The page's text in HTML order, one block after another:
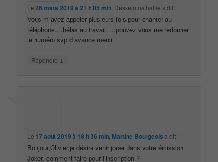
Le26 mars 2019 à 21 h 05 min Dessein nathallie a dit :
Vous m avez appeler plusieurs fois pour chanter au
téléphone….hélas au travail…..pouvez vous me redonner
le numéro svp d avance merci
Répondre ↓
Le 17 août 2019 à 18 h 36 min, Martine Bourgeois a dit :
Bonjour,Olivier,je désire venir jouer dans votre émission
Joker, comment faire pour l’inscription ?